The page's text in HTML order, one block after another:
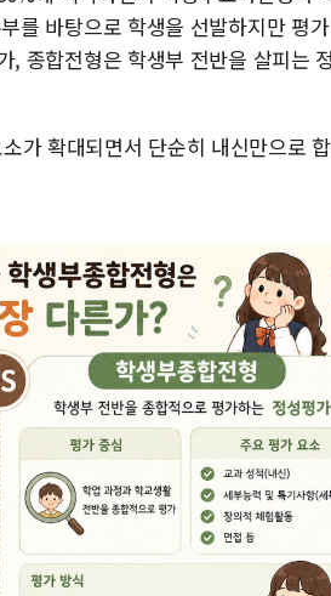
를 바탕으로 학생을 선발하지만 평
종합전형은 학생부 전반을 살피는
가 확대되면서 단순히 내신만으로